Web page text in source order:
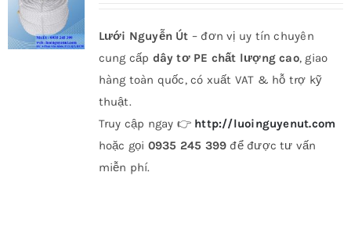
Lưới Nguyễn Út – đơn vị uy tín chuyên
cung cấp dây tơ PE chất lượng cao, giao
hàng toàn quốc, có xuất VAT & hỗ trợ kỹ
thuật.
Truy cập ngay 👉 http://luoinguyenut.com
hoặc gọi 0935 245 399 để được tư vấn
miễn phí.